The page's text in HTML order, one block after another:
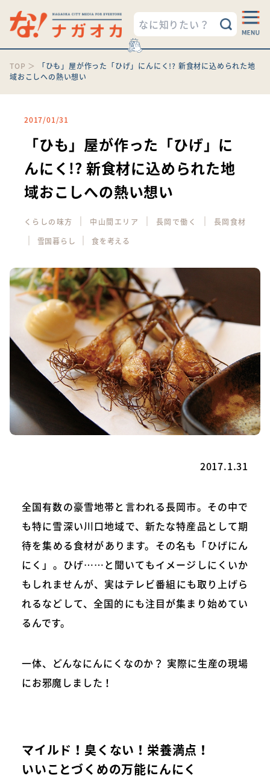
TOP ＞
「ひも」屋が作った「ひげ」にんにく!? 新食材に込められた地
域おこしへの熱い想い
2017/01/31
「ひも」屋が作った「ひげ」に
んにく!? 新食材に込められた地
域おこしへの熱い想い
くらしの味方 ｜ 中山間エリア ｜ 長岡で働く ｜ 長岡食材
｜ 雪国暮らし ｜食を考える
2017.1.31
全国有数の豪雪地帯と言われる長岡市。その中で
も特に雪深い川口地域で、新たな特産品として期
待を集める食材があります。その名も「ひげにん
にく」。ひげ……と聞いてもイメージしにくいか
もしれませんが、実はテレビ番組にも取り上げら
れるなどして、全国的にも注目が集まり始めてい
るんです。
一体、どんなにんにくなのか？ 実際に生産の現場
にお邪魔しました！
マイルド！臭くない！栄養満点！
いいことづくめの万能にんにく